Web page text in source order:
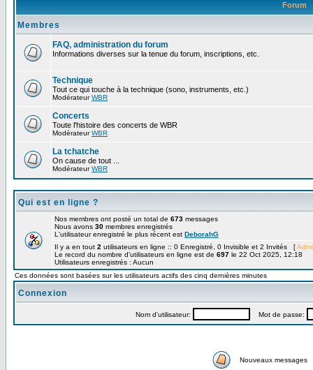
Forum
Membres
FAQ, administration du forum
Informations diverses sur la tenue du forum, inscriptions, etc.
Technique
Tout ce qui touche à la technique (sono, instruments, etc.)
ModérateurWBR
Concerts
Toute l'histoire des concerts de WBR
ModérateurWBR
La tchatche
On cause de tout ...
ModérateurWBR
Qui est en ligne ?
Nos membres ont posté un total de 673 messages
Nous avons 30 membres enregistrés
L'utilisateur enregistré le plus récent est DeborahG
Il y a en tout 2 utilisateurs en ligne :: 0 Enregistré, 0 Invisible et 2 Invités [
Le record du nombre d'utilisateurs en ligne est de 697 le 22 Oct 2025, 12:18
Utilisateurs enregistrés : Aucun
Ces données sont basées sur les utilisateurs actifs des cinq dernières minutes
Connexion
Nom d'utilisateur: Mot de passe:
Nouveaux messages